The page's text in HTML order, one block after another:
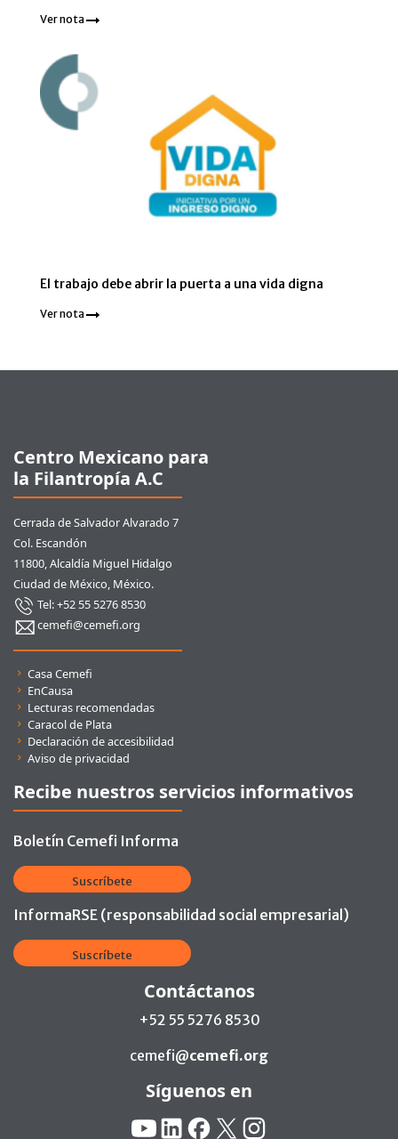
Ver nota
El trabajo debe abrir la puerta a una vida digna
Ver nota
Centro Mexicano para
la Filantropía A.C
Cerrada de Salvador Alvarado 7
Col. Escandón
11800, Alcaldía Miguel Hidalgo
Ciudad de México, México.
Tel: +52 55 5276 8530
cemefi@cemefi.org
Enlaces rápidos
Casa Cemefi
EnCausa
Lecturas recomendadas
Caracol de Plata
Declaración de accesibilidad
Aviso de privacidad
Recibe nuestros servicios informativos
Boletín Cemefi Informa
Suscríbete
InformaRSE (responsabilidad social empresarial)
Suscríbete
Contáctanos
+52 55 5276 8530
cemefi@cemefi.org
Síguenos en
YouTube
LinkedinFacebook
X Instagram